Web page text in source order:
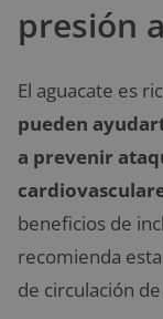
presión
El aguacate es
pueden
a prevenir
beneficios de
recomienda
de circulación